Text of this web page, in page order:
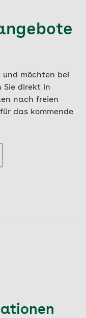
und möchten bei
Sie direkt in
nach freien
das kommende